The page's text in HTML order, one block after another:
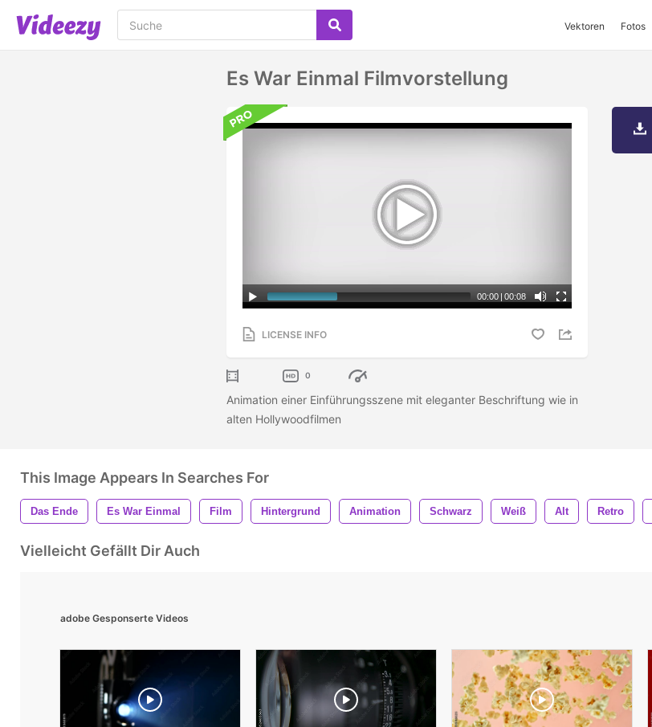
Vektoren Fotos
Es War Einmal Filmvorstellung
00:00 | 00:08
LICENSE INFO
0
Animation einer Einführungsszene mit eleganter Beschriftung wie in
alten Hollywoodfilmen
This Image Appears In Searches For
Das Ende Es War Einmal Film Hintergrund Animation Schwarz Weiß Alt Retro
Vielleicht Gefällt Dir Auch
adobe Gesponserte Videos